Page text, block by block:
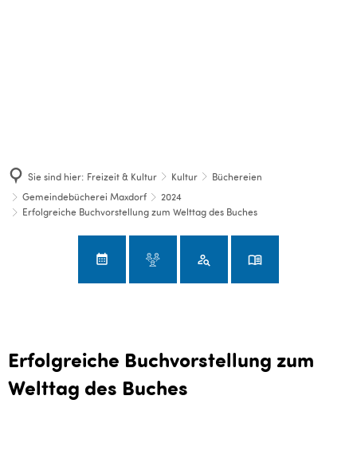
Sie sind hier: Freizeit & Kultur Kultur
Büchereien
Gemeindebücherei Maxdorf
2024
Erfolgreiche Buchvorstellung zum Welttag des Buches
Erfolgreiche Buchvorstellung zum
Welttag des Buches